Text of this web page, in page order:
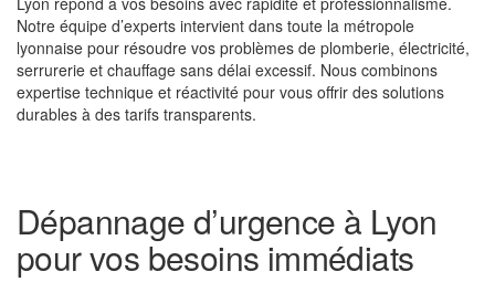
Notre équipe d’experts intervient dans toute la métropole
lyonnaise pour résoudre vos problèmes de plomberie, électricité,
serrurerie et chauffage sans délai excessif. Nous combinons
expertise technique et réactivité pour vous offrir des solutions
durables à des tarifs transparents.
Dépannage d’urgence à Lyon
pour vos besoins immédiats